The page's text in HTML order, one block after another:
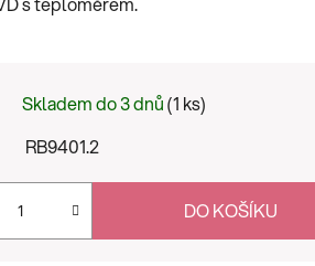
Skladem do 3 dnů(1 ks)
RB9401.2
DO KOŠÍKU